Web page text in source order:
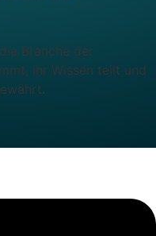
Branche der
ihr Wissen teilt und